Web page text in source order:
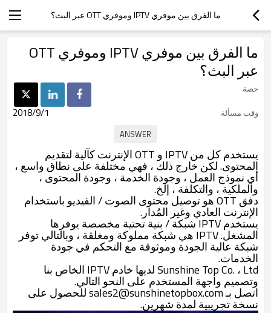
ما الفرق بين موفري IPTV وموفري OTT عبر البث؟
ما الفرق بين موفري IPTV وموفري OTT
عبر البث؟
حصة
وقت مسألة
2018/9/1
يستخدم كل من IPTV و OTT الإنترنت كآلية لتقديم
المحتوى. لكن خارج ذلك ، فهي مختلفة على نطاق واسع ،
أي نموذج العمل ، وجودة الخدمة ، وجودة المحتوى ،
والملكية ، والتكلفة ، إلخ.
دفق OTT هو توصيل محتوى الصوت / الفيديو باستخدام
الإنترنت العادي وغير المُدار.
يستخدم IPTV شبكة / بنية تحتية مخصصة يوفرها
المشغل. IPTV هي شبكة مملوكة ومغلقة ، وبالتالي توفر
شبكة عالية الجودة وموثوقة مع التحكم في جودة
الخدمات.
Sunshine Top Co. ، Ltd لديها خادم IPTV الخاص بنا
وتصميم واجهة المستخدم على النحو التالي.
اتصل بـ sales2@sunshinetopbox.com للحصول على
نسخة تجريبية لمدة شهرين.